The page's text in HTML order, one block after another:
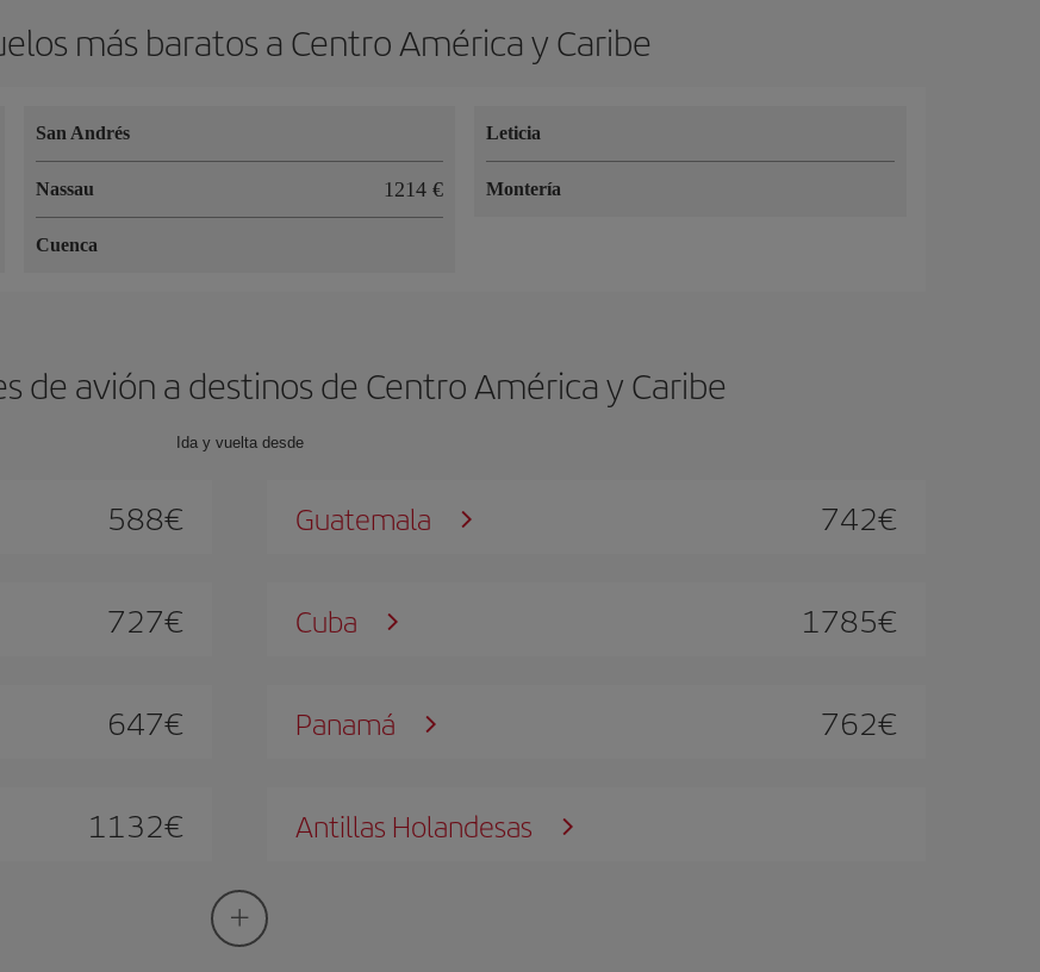
más baratos a Centro América y Caribe
San Andrés
Nassau 1214 €
Cuenca
Leticia
Montería
de avión a destinos de Centro América y Caribe
Ida y vuelta desde
588€ Guatemala 742€
727€ Cuba 1785€
647€ Panamá 762€
1132€ Antillas Holandesas